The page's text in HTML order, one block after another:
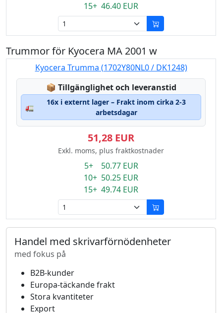
15+ 46.40 EUR
Trummor för Kyocera MA 2001 w
Kyocera Trumma (1702Y80NL0 / DK1248)
📦 Lagerstatus:
Tillgänglighet och leveranstid
🚛
16x i externt lager – Frakt inom cirka 2-3
arbetsdagar
51,28 EUR
Exkl. moms, plus fraktkostnader
5+ 50.77 EUR
10+ 50.25 EUR
15+ 49.74 EUR
Handel med skrivarförnödenheter
med fokus på
B2B-kunder
Europa-täckande frakt
Stora kvantiteter
Export